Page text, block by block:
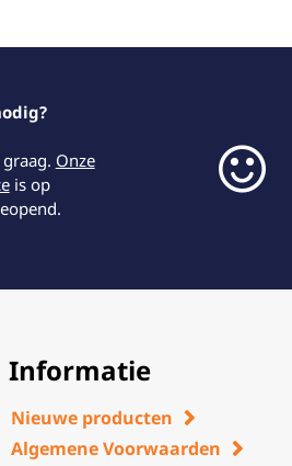
Onze
is op
Informatie
Nieuwe producten
Algemene Voorwaarden